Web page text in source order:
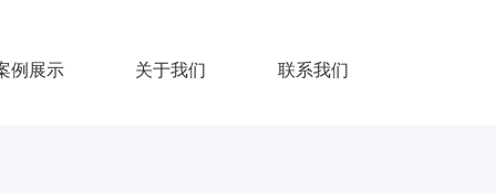
例展示 关于我们 联系我们